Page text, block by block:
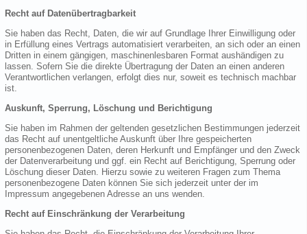
Recht auf Datenübertragbarkeit
Sie haben das Recht, Daten, die wir auf Grundlage Ihrer Einwilligung oder
in Erfüllung eines Vertrags automatisiert verarbeiten, an sich oder an einen
Dritten in einem gängigen, maschinenlesbaren Format aushändigen zu
lassen. Sofern Sie die direkte Übertragung der Daten an einen anderen
Verantwortlichen verlangen, erfolgt dies nur, soweit es technisch machbar
ist.
Auskunft, Sperrung, Löschung und Berichtigung
Sie haben im Rahmen der geltenden gesetzlichen Bestimmungen jederzeit
das Recht auf unentgeltliche Auskunft über Ihre gespeicherten
personenbezogenen Daten, deren Herkunft und Empfänger und den Zweck
der Datenverarbeitung und ggf. ein Recht auf Berichtigung, Sperrung oder
Löschung dieser Daten. Hierzu sowie zu weiteren Fragen zum Thema
personenbezogene Daten können Sie sich jederzeit unter der im
Impressum angegebenen Adresse an uns wenden.
Recht auf Einschränkung der Verarbeitung